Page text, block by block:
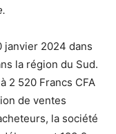
janvier 2024 dans
la région du Sud.
2 520 Francs CFA
de ventes
la société